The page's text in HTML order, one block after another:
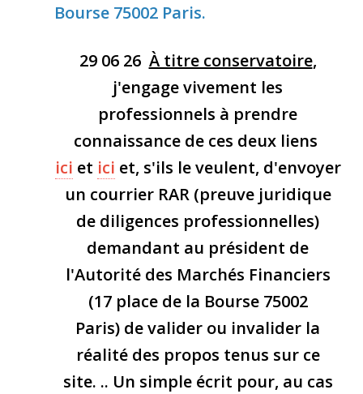
Bourse 75002 Paris.
29 06 26 À titre conservatoire,
j'engage vivement les
professionnels à prendre
connaissance de ces deux liens
ici et ici et, s'ils le veulent, d'envoyer
un courrier RAR (preuve juridique
de diligences professionnelles)
demandant au président de
l'Autorité des Marchés Financiers
(17 place de la Bourse 75002
Paris) de valider ou invalider la
réalité des propos tenus sur ce
site. .. Un simple écrit pour, au cas